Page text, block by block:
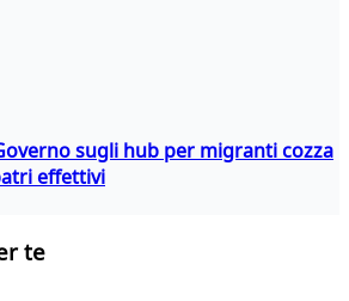
sugli hub per migranti cozza
effettivi
te